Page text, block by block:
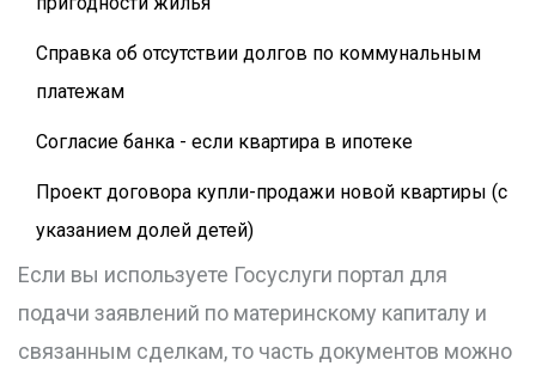
Справка об отсутствии долгов по коммунальным
платежам
Согласие банка - если квартира в ипотеке
Проект договора купли-продажи новой квартиры (с
указанием долей детей)
Если вы используете Госуслуги портал для
подачи заявлений по материнскому капиталу и
связанным сделкам, то часть документов можно